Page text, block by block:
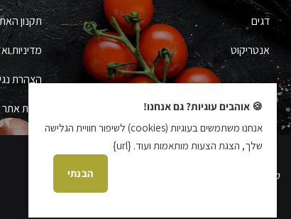
דגים
אנטריקוט
תקנון
מדיניות
הצהרת
מפת אתר
קידום אתרים עידן בן אור
🍪 אוהבים עוגיות? גם אנחנו!
אנחנו משתמשים בעוגיות (cookies) לשיפור חוויית הגלישה
שלך, הצגת הצעות מותאמות ועוד. {url}
הבנתי